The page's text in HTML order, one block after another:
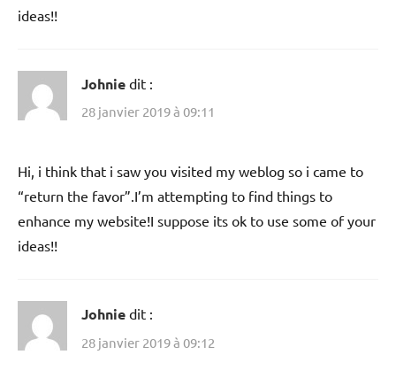
ideas!!
Johnie dit :
28 janvier 2019 à 09:11
Hi, i think that i saw you visited my weblog so i came to
“return the favor”.I’m attempting to find things to
enhance my website!I suppose its ok to use some of your
ideas!!
Johnie dit :
28 janvier 2019 à 09:12